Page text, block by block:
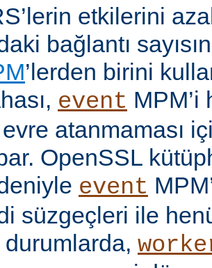
etkilerini
bağlantı
’lerden birini
event MPM’i
atanmaması
OpenSSL
event
süzgeçleri ile
durumlarda,